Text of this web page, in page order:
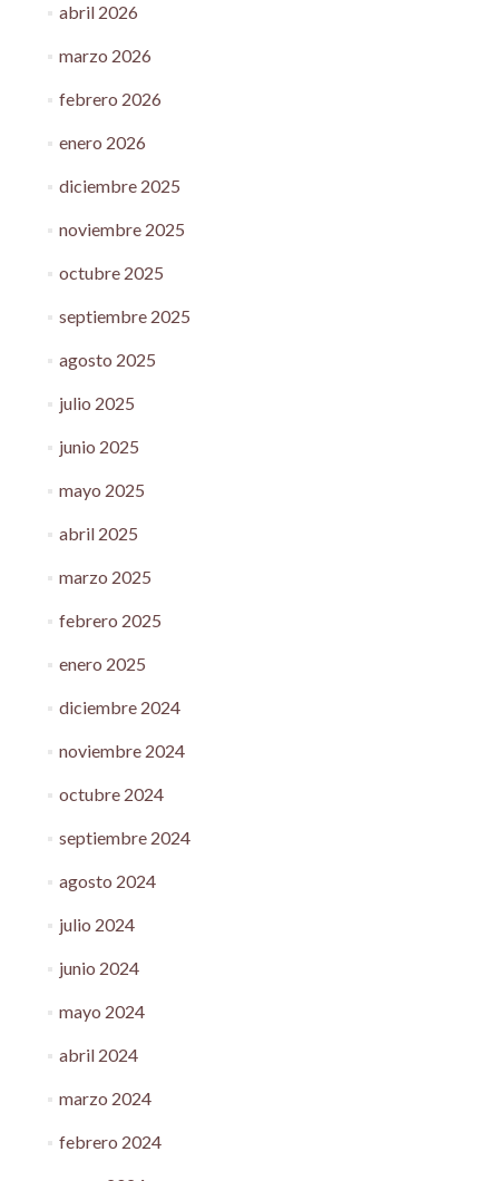
abril 2026
marzo 2026
febrero 2026
enero 2026
diciembre 2025
noviembre 2025
octubre 2025
septiembre 2025
agosto 2025
julio 2025
junio 2025
mayo 2025
abril 2025
marzo 2025
febrero 2025
enero 2025
diciembre 2024
noviembre 2024
octubre 2024
septiembre 2024
agosto 2024
julio 2024
junio 2024
mayo 2024
abril 2024
marzo 2024
febrero 2024